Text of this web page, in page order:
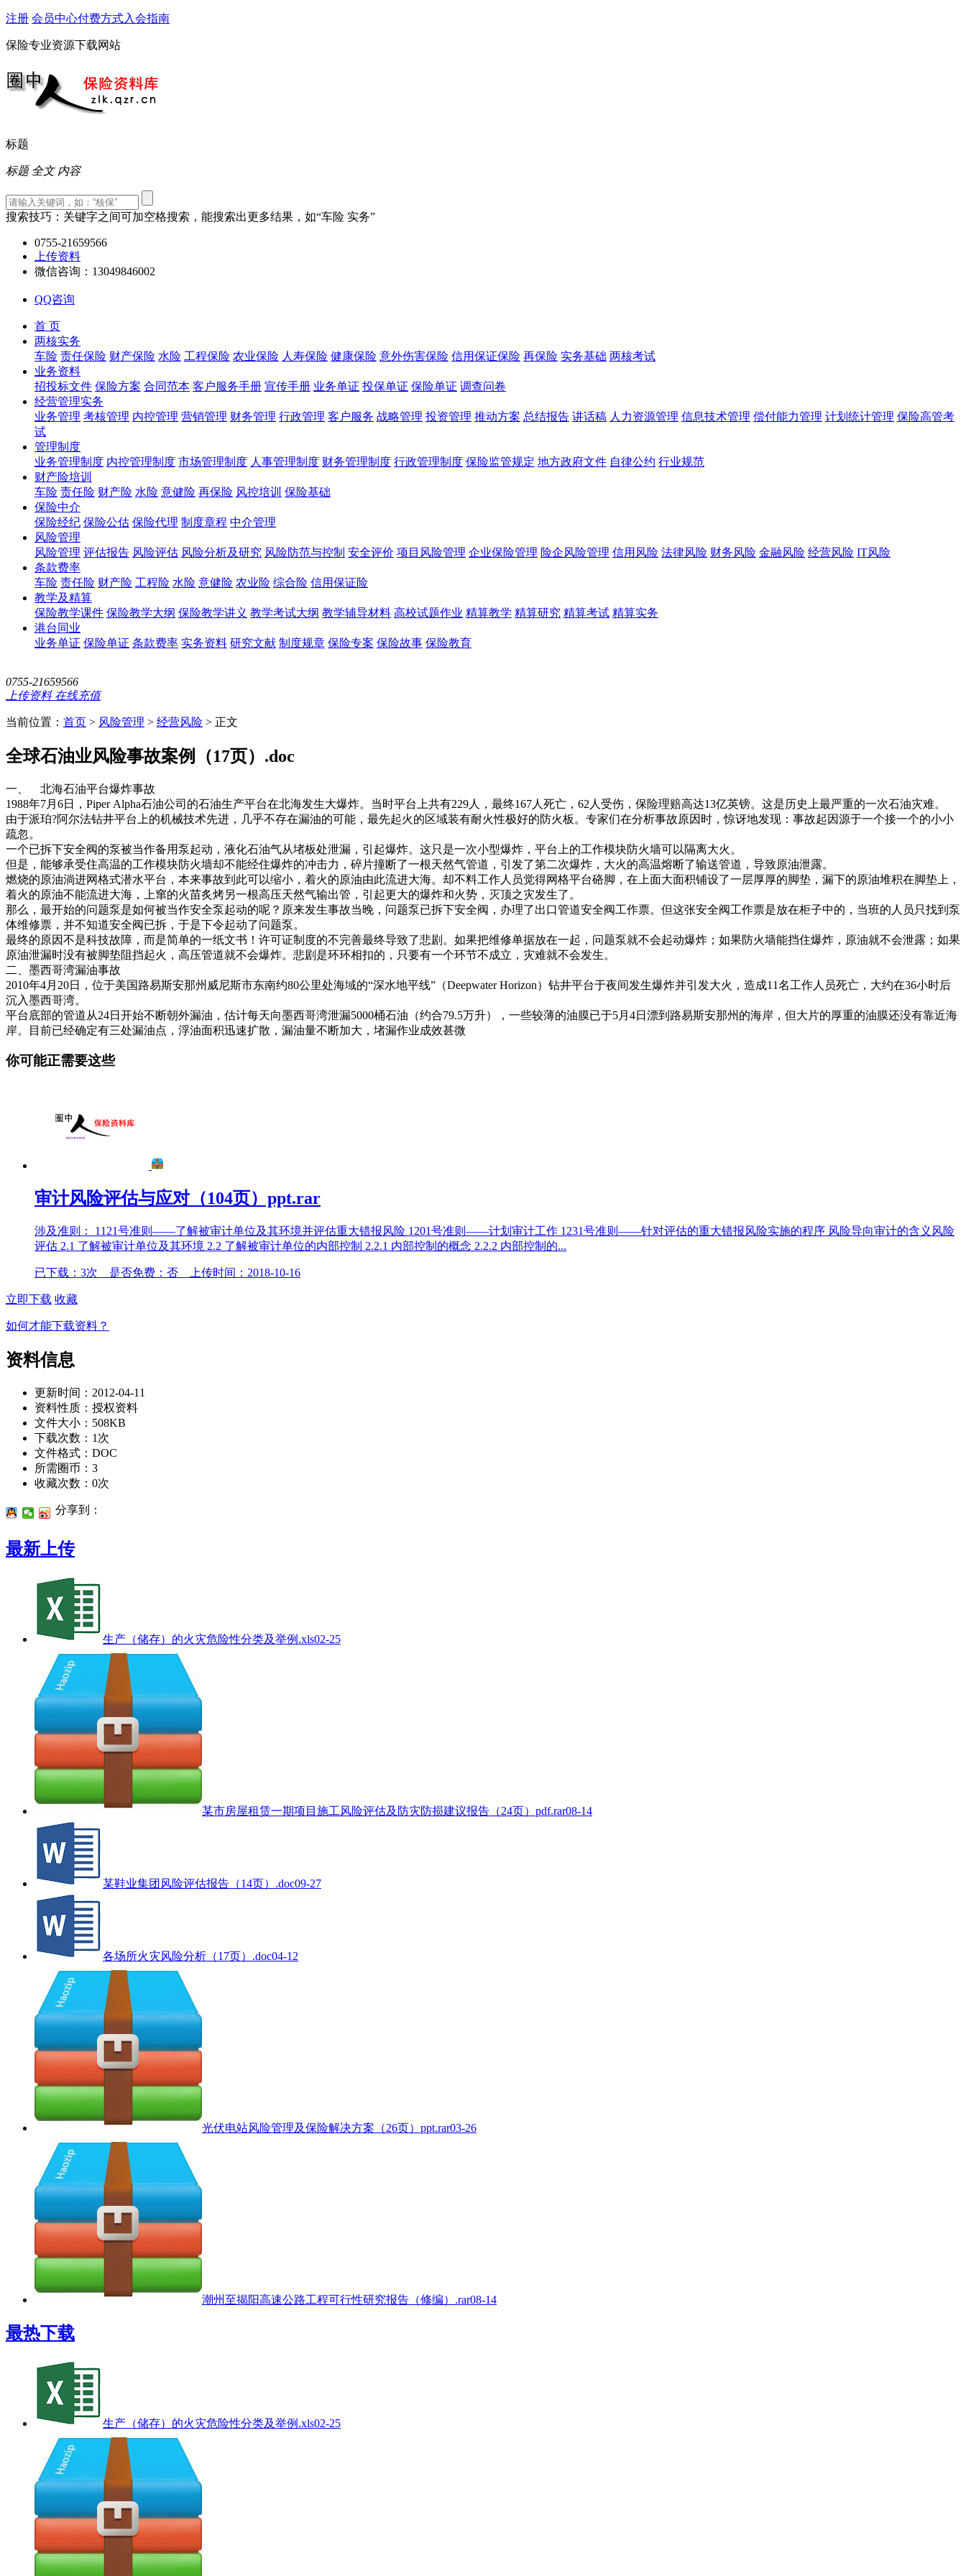
注册 会员中心付费方式入会指南
保险专业资源下载网站
标题
标题 全文 内容
搜索技巧：关键字之间可加空格搜索，能搜索出更多结果，如“车险 实务”
0755-21659566
上传资料
微信咨询：13049846002
QQ咨询
首 页
两核实务
车险 责任保险 财产保险 水险 工程保险 农业保险 人寿保险 健康保险 意外伤害保险 信用保证保险 再保险 实务基础 两核考试
业务资料
招投标文件 保险方案 合同范本 客户服务手册 宣传手册 业务单证 投保单证 保险单证 调查问卷
经营管理实务
业务管理 考核管理 内控管理 营销管理 财务管理 行政管理 客户服务 战略管理 投资管理 推动方案 总结报告 讲话稿 人力资源管理 信息技术管理 偿付能力管理 计划统计管理 保险高管考
试
管理制度
业务管理制度 内控管理制度 市场管理制度 人事管理制度 财务管理制度 行政管理制度 保险监管规定 地方政府文件 自律公约 行业规范
财产险培训
车险 责任险 财产险 水险 意健险 再保险 风控培训 保险基础
保险中介
保险经纪 保险公估 保险代理 制度章程 中介管理
风险管理
风险管理 评估报告 风险评估 风险分析及研究 风险防范与控制 安全评价 项目风险管理 企业保险管理 险企风险管理 信用风险 法律风险 财务风险 金融风险 经营风险 IT风险
条款费率
车险 责任险 财产险 工程险 水险 意健险 农业险 综合险 信用保证险
教学及精算
保险教学课件 保险教学大纲 保险教学讲义 教学考试大纲 教学辅导材料 高校试题作业 精算教学 精算研究 精算考试 精算实务
港台同业
业务单证 保险单证 条款费率 实务资料 研究文献 制度规章 保险专案 保险故事 保险教育
0755-21659566
上传资料 在线充值
当前位置： 首页 > 风险管理 > 经营风险 > 正文
全球石油业风险事故案例（17页）.doc
一、 北海石油平台爆炸事故
1988年7月6日，Piper Alpha石油公司的石油生产平台在北海发生大爆炸。当时平台上共有229人，最终167人死亡，62人受伤，保险理赔高达13亿英镑。这是历史上最严重的一次石油灾难。
由于派珀?阿尔法钻井平台上的机械技术先进，几乎不存在漏油的可能，最先起火的区域装有耐火性极好的防火板。专家们在分析事故原因时，惊讶地发现：事故起因源于一个接一个的小小
疏忽。
一个已拆下安全阀的泵被当作备用泵起动，液化石油气从堵板处泄漏，引起爆炸。这只是一次小型爆炸，平台上的工作模块防火墙可以隔离大火。
但是，能够承受住高温的工作模块防火墙却不能经住爆炸的冲击力，碎片撞断了一根天然气管道，引发了第二次爆炸，大火的高温熔断了输送管道，导致原油泄露。
燃烧的原油淌进网格式潜水平台，本来事故到此可以缩小，着火的原油由此流进大海。却不料工作人员觉得网格平台硌脚，在上面大面积铺设了一层厚厚的脚垫，漏下的原油堆积在脚垫上，
着火的原油不能流进大海，上窜的火苗炙烤另一根高压天然气输出管，引起更大的爆炸和火势，灭顶之灾发生了。
那么，最开始的问题泵是如何被当作安全泵起动的呢？原来发生事故当晚，问题泵已拆下安全阀，办理了出口管道安全阀工作票。但这张安全阀工作票是放在柜子中的，当班的人员只找到泵
体维修票，并不知道安全阀已拆，于是下令起动了问题泵。
最终的原因不是科技故障，而是简单的一纸文书！许可证制度的不完善最终导致了悲剧。如果把维修单据放在一起，问题泵就不会起动爆炸；如果防火墙能挡住爆炸，原油就不会泄露；如果
原油泄漏时没有被脚垫阻挡起火，高压管道就不会爆炸。悲剧是环环相扣的，只要有一个环节不成立，灾难就不会发生。
二、墨西哥湾漏油事故
2010年4月20日，位于美国路易斯安那州威尼斯市东南约80公里处海域的“深水地平线”（Deepwater Horizon）钻井平台于夜间发生爆炸并引发大火，造成11名工作人员死亡，大约在36小时后
沉入墨西哥湾。
平台底部的管道从24日开始不断朝外漏油，估计每天向墨西哥湾泄漏5000桶石油（约合79.5万升），一些较薄的油膜已于5月4日漂到路易斯安那州的海岸，但大片的厚重的油膜还没有靠近海
岸。目前已经确定有三处漏油点，浮油面积迅速扩散，漏油量不断加大，堵漏作业成效甚微
你可能正需要这些
审计风险评估与应对（104页）ppt.rar
涉及准则： 1121号准则——了解被审计单位及其环境并评估重大错报风险 1201号准则——计划审计工作 1231号准则——针对评估的重大错报风险实施的程序 风险导向审计的含义风险
评估 2.1 了解被审计单位及其环境 2.2 了解被审计单位的内部控制 2.2.1 内部控制的概念 2.2.2 内部控制的...
已下载：3次 是否免费：否 上传时间：2018-10-16
立即下载 收藏
如何才能下载资料？
资料信息
更新时间：2012-04-11
资料性质：授权资料
文件大小：508KB
下载次数： 1 次
文件格式：DOC
所需圈币：3
收藏次数：0次
分享到：
最新上传
生产（储存）的火灾危险性分类及举例.xls02-25
某市房屋租赁一期项目施工风险评估及防灾防损建议报告（24页）pdf.rar08-14
某鞋业集团风险评估报告（14页）.doc09-27
各场所火灾风险分析（17页）.doc04-12
光伏电站风险管理及保险解决方案（26页）ppt.rar03-26
潮州至揭阳高速公路工程可行性研究报告（修编）.rar08-14
最热下载
生产（储存）的火灾危险性分类及举例.xls02-25